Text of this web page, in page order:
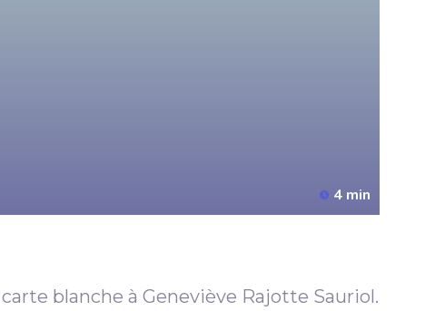
4 min
carte blanche à Geneviève Rajotte Sauriol.